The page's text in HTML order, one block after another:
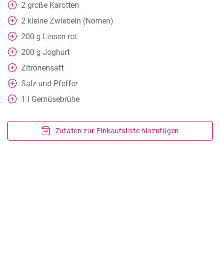
2 große Karotten
2 kleine Zwiebeln (Nomen)
200 g Linsen rot
200 g Joghurt
Zitronensaft
Salz und Pfeffer
1 l Gemüsebrühe
Zutaten zur Einkaufsliste hinzufügen